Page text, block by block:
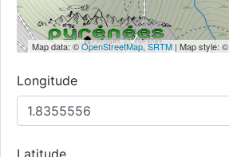
Map data: ©OpenStreetMap,SRTM | Map style: ©
Longitude
Latitude